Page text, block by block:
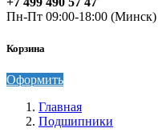
Пн-Пт 09:00-18:00 (Минск)
Корзина
Оформить
Главная
Подшипники